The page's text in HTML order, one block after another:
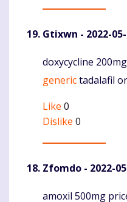
Gtixwn - 2022-
Komentaras
doxycycline
generictadalafil
Like 0
Dislike 0
Zfomdo - 2022-
Komentaras
amoxil 500mg